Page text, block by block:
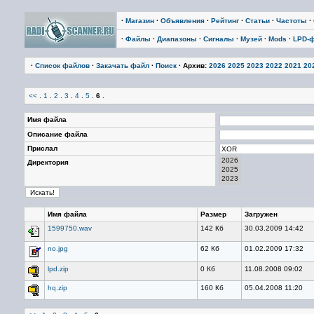
· Магазин · Объявления · Рейтинг · Статьи · Частоты ·
· Файлы · Диапазоны · Сигналы · Музей · Mods · LPD-
· Список файлов · Закачать файл · Поиск · Архив: 2026 2025 2023 2022 2021
<< 1 2 3 4 5 6
Имя файла
Описание файла
Прислал
Директория
Имя файла Размер
Загружен
1599750.wav
142 Кб 30.03.2009 14:42
no.jpg 62 Кб 01.02.2009 17:32
lpd.zip 0 Кб 11.08.2008 09:02
hq.zip 160 Кб 05.04.2008 11:20